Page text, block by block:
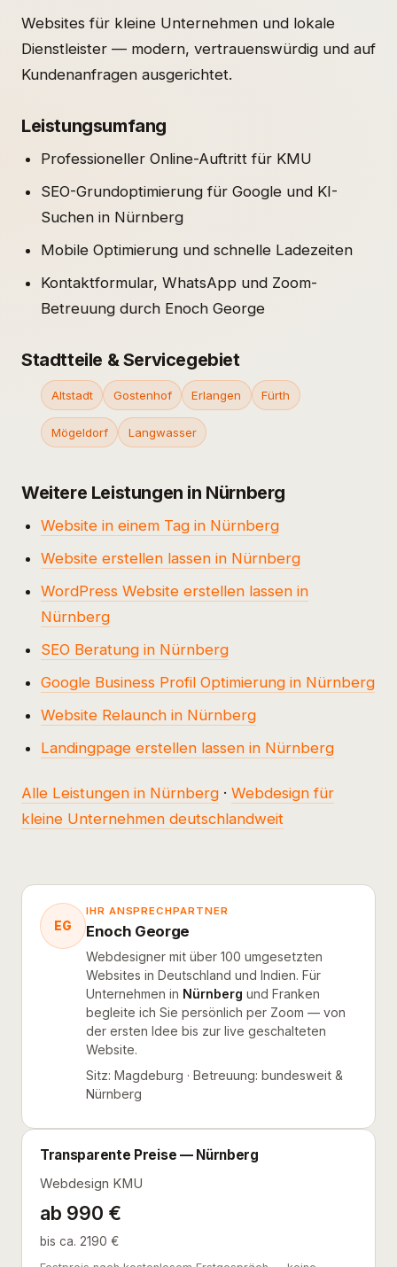
Websites für kleine Unternehmen und lokale
Dienstleister — modern, vertrauenswürdig und auf
Kundenanfragen ausgerichtet.
Leistungsumfang
Professioneller Online-Auftritt für KMU
SEO-Grundoptimierung für Google und KI-
Suchen in Nürnberg
Mobile Optimierung und schnelle Ladezeiten
Kontaktformular, WhatsApp und Zoom-
Betreuung durch Enoch George
Stadtteile & Servicegebiet
Altstadt Gostenhof Erlangen Fürth
Mögeldorf Langwasser
Weitere Leistungen in Nürnberg
Website in einem Tag in Nürnberg
Website erstellen lassen in Nürnberg
WordPress Website erstellen lassen in
Nürnberg
SEO Beratung in Nürnberg
Google Business Profil Optimierung in Nürnberg
Website Relaunch in Nürnberg
Landingpage erstellen lassen in Nürnberg
Alle Leistungen in Nürnberg · Webdesign für
kleine Unternehmen deutschlandweit
EG
IHR ANSPRECHPARTNER
Enoch George
Webdesigner mit über 100 umgesetzten
Websites in Deutschland und Indien. Für
Unternehmen in Nürnberg und Franken
begleite ich Sie persönlich per Zoom — von
der ersten Idee bis zur live geschalteten
Website.
Sitz: Magdeburg · Betreuung: bundesweit &
Nürnberg
Transparente Preise — Nürnberg
Webdesign KMU
ab 990 €
bis ca. 2190 €